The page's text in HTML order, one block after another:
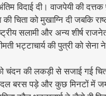
विदाई दी। वाजपेयी की दत्तक
चिता को मुखाग्नि दी जबकि
सलामी और अन्य शीर्ष
भट्टाचार्य की पुत्री को सेना
चंदन की लकड़ी से सजाई गई
बरस पड़े और कुछ मिनटों में